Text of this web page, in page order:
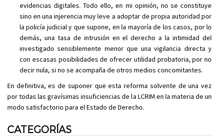
evidencias digitales. Todo ello, en mi opinión, no se constituye
sino en una injerencia muy leve a adoptar de propia autoridad por
la policía judicial y que supone, en la mayoría de los casos, por lo
demás, una tasa de intrusión en el derecho a la intimidad del
investigado sensiblemente menor que una vigilancia directa y
con escasas posibilidades de ofrecer utilidad probatoria, por no
decir nula, si no se acompaña de otros medios concomitantes.
En definitiva, es de suponer que esta reforma solvente de una vez
por todas las gravísimas insuficiencias de la LCRIM en la materia de un
modo satisfactorio para el Estado de Derecho.
CATEGORÍAS